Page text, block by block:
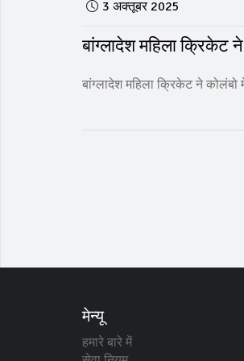
3 अक्तूबर 2025
बांग्लादेश महिला क्रिकेट
बांग्लादेश महिला क्रिकेट ने
मेन्यू
हमारे बारे में